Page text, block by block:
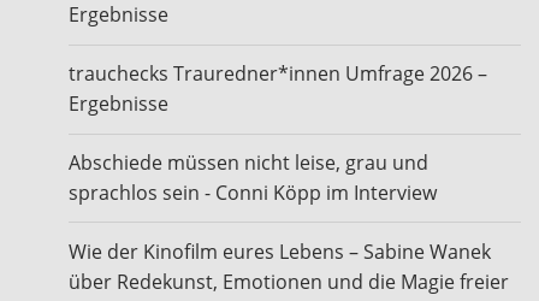
Ergebnisse
trauchecks Trauredner*innen Umfrage 2026 –
Ergebnisse
Abschiede müssen nicht leise, grau und
sprachlos sein - Conni Köpp im Interview
Wie der Kinofilm eures Lebens – Sabine Wanek
über Redekunst, Emotionen und die Magie freier